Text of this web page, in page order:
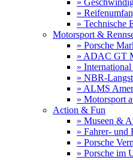
»
»
» Technische
Motorsport &
» Porsche
» ADAC GT
»
» NBR-
» ALMS
» Motorsport
Action & Fun
» Museen &
» Fahrer- und
» Porsche
» Porsche im